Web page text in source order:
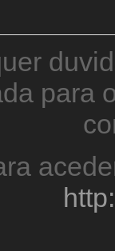
para